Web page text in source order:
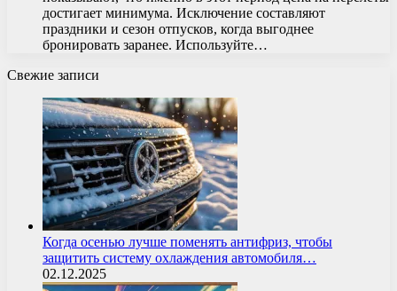
достигает минимума. Исключение составляют
праздники и сезон отпусков, когда выгоднее
бронировать заранее. Используйте…
Свежие записи
Когда осенью лучше поменять антифриз, чтобы
защитить систему охлаждения автомобиля…
02.12.2025